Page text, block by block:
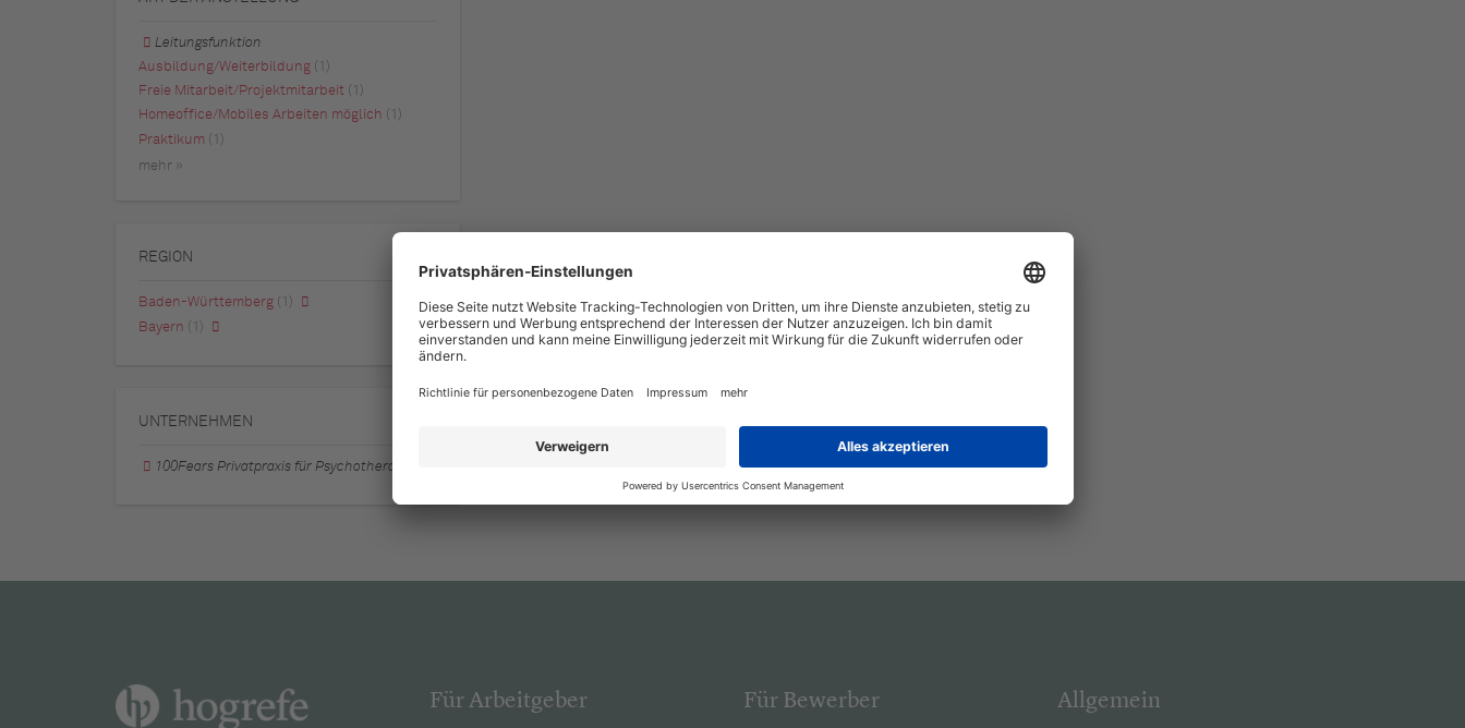
Leitungsfunktion
Ausbildung/Weiterbildung (1)
Freie Mitarbeit/Projektmitarbeit
(1)
Homeoffice/Mobiles Arbeiten möglich
(1)
Praktikum (1)
mehr »
REGION
Baden-Württemberg (1)
Bayern (1)
UNTERNEHMEN
100Fears Privatpraxis für Psychotherapie
Für Arbeitgeber Für Bewerber Allgemein